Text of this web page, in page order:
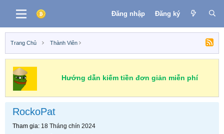
Đăng nhập Đăng ký
Trang Chủ Thành Viên
Hướng dẫn kiếm tiền đơn giản miễn phí
RockoPat
Tham gia 18 Tháng chín 2024